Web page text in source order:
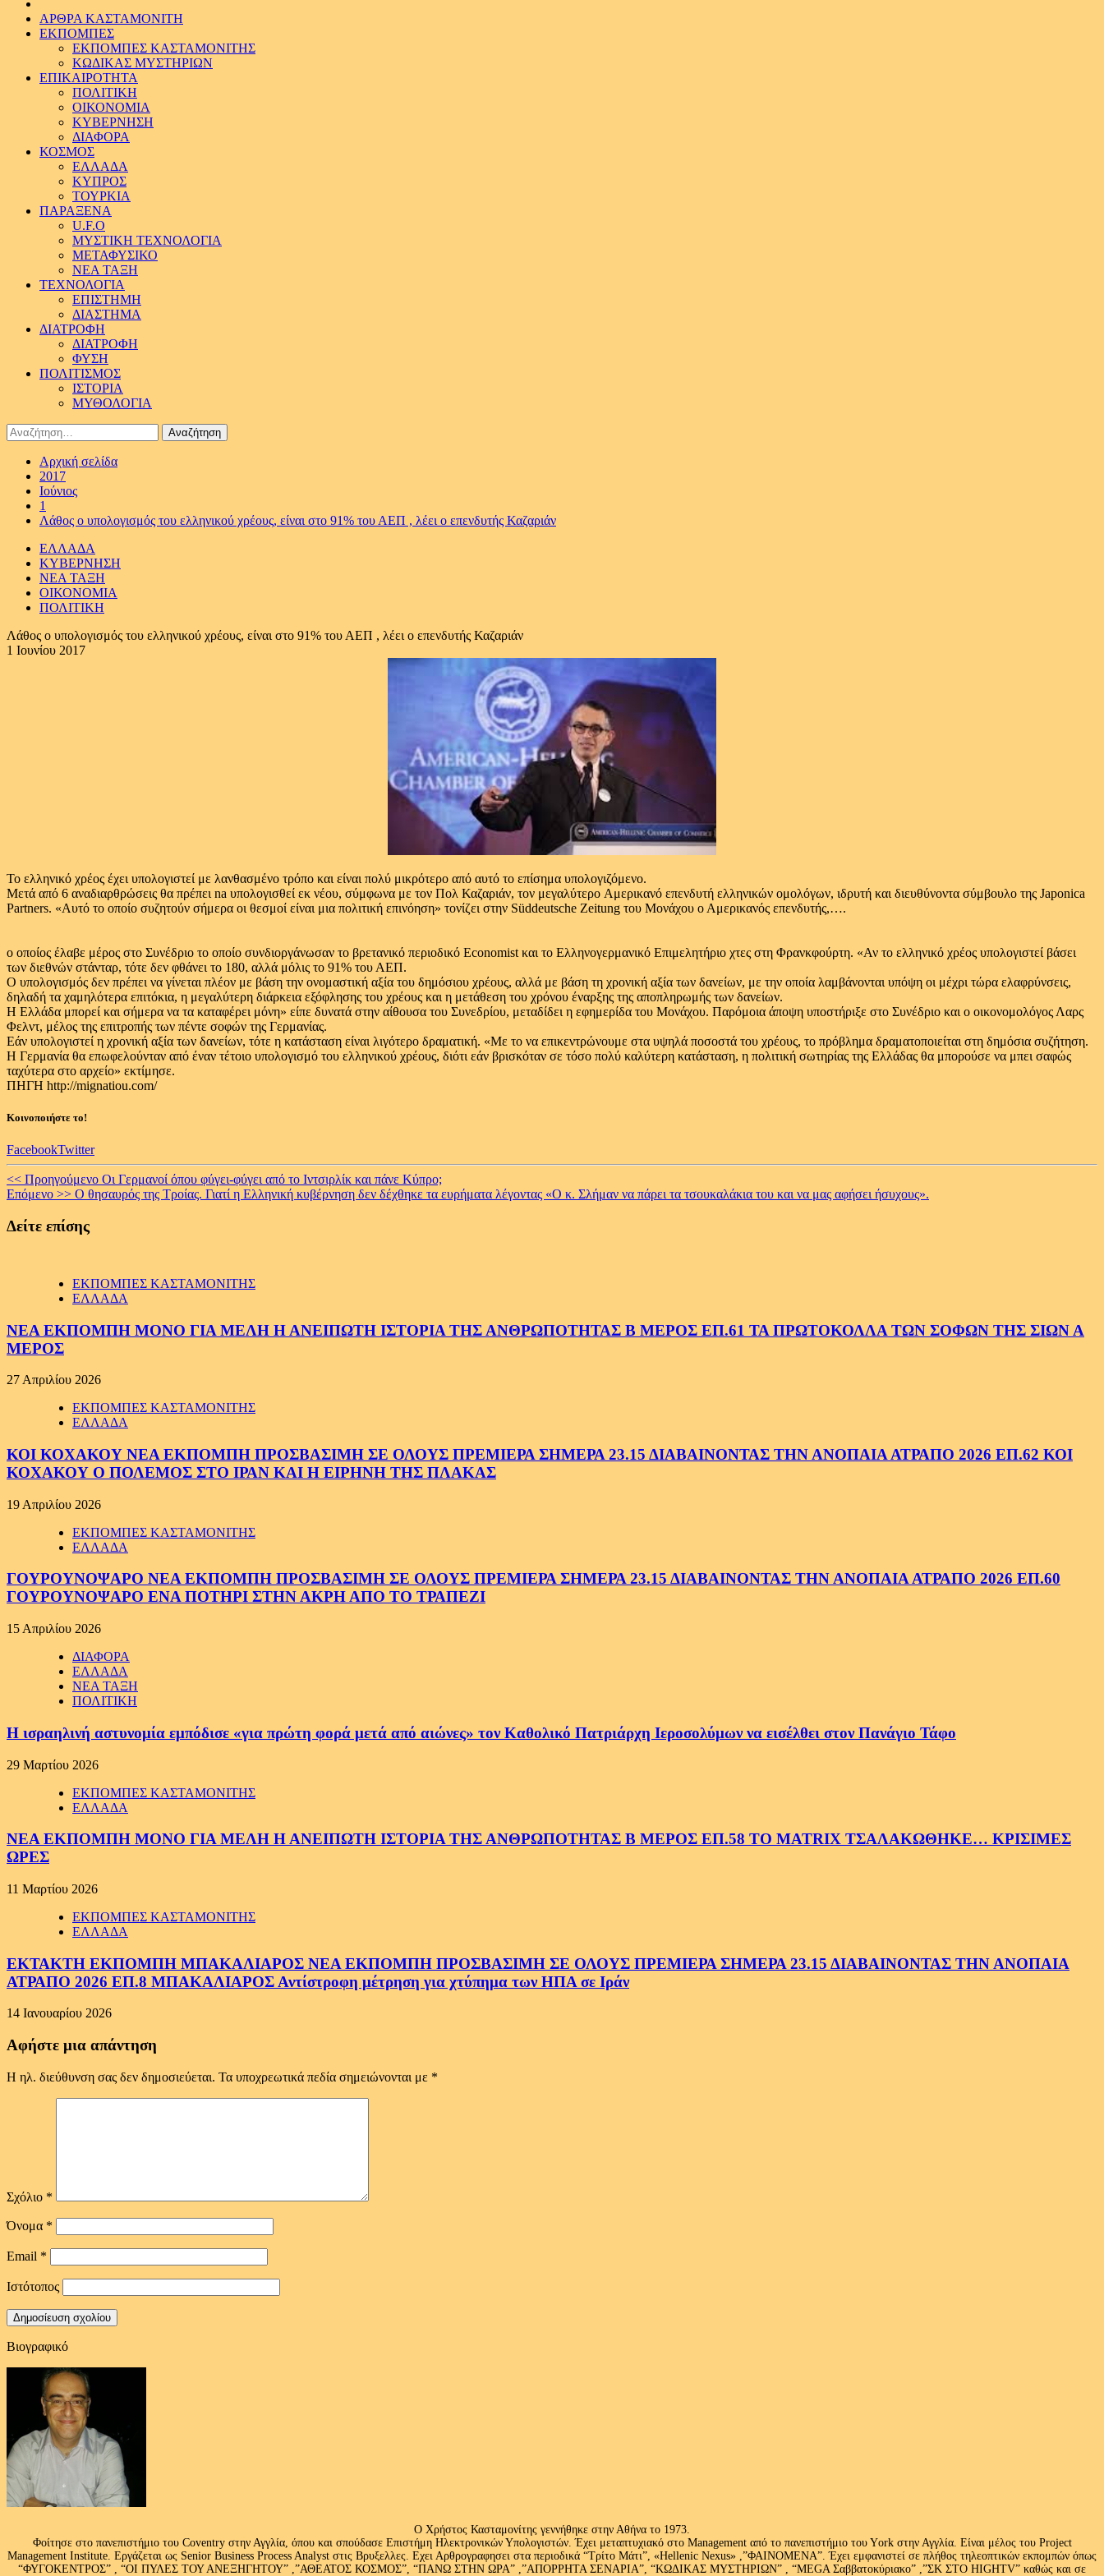
ΑΡΘΡΑ ΚΑΣΤΑΜΟΝΙΤΗ
ΕΚΠΟΜΠΕΣ
ΕΚΠΟΜΠΕΣ ΚΑΣΤΑΜΟΝΙΤΗΣ
ΚΩΔΙΚΑΣ ΜΥΣΤΗΡΙΩΝ
ΕΠΙΚΑΙΡΟΤΗΤΑ
ΠΟΛΙΤΙΚΗ
ΟΙΚΟΝΟΜΙΑ
ΚΥΒΕΡΝΗΣΗ
ΔΙΑΦΟΡΑ
ΚΟΣΜΟΣ
ΕΛΛΑΔΑ
ΚΥΠΡΟΣ
ΤΟΥΡΚΙΑ
ΠΑΡΑΞΕΝΑ
U.F.O
ΜΥΣΤΙΚΗ ΤΕΧΝΟΛΟΓΙΑ
ΜΕΤΑΦΥΣΙΚΟ
ΝΕΑ ΤΑΞΗ
ΤΕΧΝΟΛΟΓΙΑ
ΕΠΙΣΤΗΜΗ
ΔΙΑΣΤΗΜΑ
ΔΙΑΤΡΟΦΗ
ΔΙΑΤΡΟΦΗ
ΦΥΣΗ
ΠΟΛΙΤΙΣΜΟΣ
ΙΣΤΟΡΙΑ
ΜΥΘΟΛΟΓΙΑ
Αναζήτηση
για:
Αρχική σελίδα
2017
Ιούνιος
1
Λάθος ο υπολογισμός του ελληνικού χρέους, είναι στο 91% του ΑΕΠ , λέει ο επενδυτής Καζαριάν
ΕΛΛΑΔΑ
ΚΥΒΕΡΝΗΣΗ
ΝΕΑ ΤΑΞΗ
ΟΙΚΟΝΟΜΙΑ
ΠΟΛΙΤΙΚΗ
Λάθος ο υπολογισμός του ελληνικού χρέους, είναι στο 91% του ΑΕΠ , λέει ο επενδυτής Καζαριάν
1 Ιουνίου 2017
Το ελληνικό χρέος έχει υπολογιστεί με λανθασμένο τρόπο και είναι πολύ μικρότερο από αυτό το επίσημα υπολογιζόμενο.
Μετά από 6 αναδιαρθρώσεις θα πρέπει na υπολογισθεί εκ νέου, σύμφωνα με τον Πολ Καζαριάν, τον μεγαλύτερο Aμερικανό επενδυτή ελληνικών ομολόγων, ιδρυτή και διευθύνοντα σύμβουλο της Japonica
Partners. «Αυτό το οποίο συζητούν σήμερα οι θεσμοί είναι μια πολιτική επινόηση» τονίζει στην Süddeutsche Zeitung του Μονάχου ο Αμερικανός επενδυτής,….
ο οποίος έλαβε μέρος στο Συνέδριο το οποίο συνδιοργάνωσαν το βρετανικό περιοδικό Economist και το Ελληνογερμανικό Επιμελητήριο χτες στη Φρανκφούρτη. «Αν το ελληνικό χρέος υπολογιστεί βάσει
των διεθνών στάνταρ, τότε δεν φθάνει το 180, αλλά μόλις το 91% του ΑΕΠ.
Ο υπολογισμός δεν πρέπει να γίνεται πλέον με βάση την ονομαστική αξία του δημόσιου χρέους, αλλά με βάση τη χρονική αξία των δανείων, με την οποία λαμβάνονται υπόψη οι μέχρι τώρα ελαφρύνσεις,
δηλαδή τα χαμηλότερα επιτόκια, η μεγαλύτερη διάρκεια εξόφλησης του χρέους και η μετάθεση του χρόνου έναρξης της αποπληρωμής των δανείων.
Η Ελλάδα μπορεί και σήμερα να τα καταφέρει μόνη» είπε δυνατά στην αίθουσα του Συνεδρίου, μεταδίδει η εφημερίδα του Μονάχου. Παρόμοια άποψη υποστήριξε στο Συνέδριο και ο οικονομολόγος Λαρς
Φελντ, μέλος της επιτροπής των πέντε σοφών της Γερμανίας.
Εάν υπολογιστεί η χρονική αξία των δανείων, τότε η κατάσταση είναι λιγότερο δραματική. «Με το να επικεντρώνουμε στα υψηλά ποσοστά του χρέους, το πρόβλημα δραματοποιείται στη δημόσια συζήτηση.
Η Γερμανία θα επωφελούνταν από έναν τέτοιο υπολογισμό του ελληνικού χρέους, διότι εάν βρισκόταν σε τόσο πολύ καλύτερη κατάσταση, η πολιτική σωτηρίας της Ελλάδας θα μπορούσε να μπει σαφώς
ταχύτερα στο αρχείο» εκτίμησε.
ΠΗΓΗ http://mignatiou.com/
Κοινοποιήστε το!
FacebookTwitter
Continue
Reading
<< Προηγούμενο Οι Γερμανοί όπου φύγει-φύγει από το Ιντσιρλίκ και πάνε Κύπρο;
Επόμενο >> Ο θησαυρός της Τροίας. Γιατί η Ελληνική κυβέρνηση δεν δέχθηκε τα ευρήματα λέγοντας «Ο κ. Σλήμαν να πάρει τα τσουκαλάκια του και να μας αφήσει ήσυχους».
Δείτε επίσης
ΕΚΠΟΜΠΕΣ ΚΑΣΤΑΜΟΝΙΤΗΣ
ΕΛΛΑΔΑ
ΝΕΑ ΕΚΠΟΜΠΗ ΜΟΝΟ ΓΙΑ ΜΕΛΗ Η ΑΝΕΙΠΩΤΗ ΙΣΤΟΡΙΑ ΤΗΣ ΑΝΘΡΩΠΟΤΗΤΑΣ Β ΜΕΡΟΣ ΕΠ.61 ΤΑ ΠΡΩΤΟΚΟΛΛΑ ΤΩΝ ΣΟΦΩΝ ΤΗΣ ΣΙΩΝ Α
ΜΕΡΟΣ
27 Απριλίου 2026
ΕΚΠΟΜΠΕΣ ΚΑΣΤΑΜΟΝΙΤΗΣ
ΕΛΛΑΔΑ
ΚΟΙ ΚΟΧΑΚΟΥ ΝΕΑ ΕΚΠΟΜΠΗ ΠΡΟΣΒΑΣΙΜΗ ΣΕ ΟΛΟΥΣ ΠΡΕΜΙΕΡΑ ΣΗΜΕΡΑ 23.15 ΔΙΑΒΑΙΝΟΝΤΑΣ ΤΗΝ ΑΝΟΠΑΙΑ ΑΤΡΑΠΟ 2026 ΕΠ.62 ΚΟΙ
ΚΟΧΑΚΟΥ Ο ΠΟΛΕΜΟΣ ΣΤΟ ΙΡΑΝ ΚΑΙ Η ΕΙΡΗΝΗ ΤΗΣ ΠΛΑΚΑΣ
19 Απριλίου 2026
ΕΚΠΟΜΠΕΣ ΚΑΣΤΑΜΟΝΙΤΗΣ
ΕΛΛΑΔΑ
ΓΟΥΡΟΥΝΟΨΑΡΟ ΝΕΑ ΕΚΠΟΜΠΗ ΠΡΟΣΒΑΣΙΜΗ ΣΕ ΟΛΟΥΣ ΠΡΕΜΙΕΡΑ ΣΗΜΕΡΑ 23.15 ΔΙΑΒΑΙΝΟΝΤΑΣ ΤΗΝ ΑΝΟΠΑΙΑ ΑΤΡΑΠΟ 2026 ΕΠ.60
ΓΟΥΡΟΥΝΟΨΑΡΟ ΕΝΑ ΠΟΤΗΡΙ ΣΤΗΝ ΑΚΡΗ ΑΠΟ ΤΟ ΤΡΑΠΕΖΙ
15 Απριλίου 2026
ΔΙΑΦΟΡΑ
ΕΛΛΑΔΑ
ΝΕΑ ΤΑΞΗ
ΠΟΛΙΤΙΚΗ
Η ισραηλινή αστυνομία εμπόδισε «για πρώτη φορά μετά από αιώνες» τον Καθολικό Πατριάρχη Ιεροσολύμων να εισέλθει στον Πανάγιο Τάφο
29 Μαρτίου 2026
ΕΚΠΟΜΠΕΣ ΚΑΣΤΑΜΟΝΙΤΗΣ
ΕΛΛΑΔΑ
ΝΕΑ ΕΚΠΟΜΠΗ ΜΟΝΟ ΓΙΑ ΜΕΛΗ Η ΑΝΕΙΠΩΤΗ ΙΣΤΟΡΙΑ ΤΗΣ ΑΝΘΡΩΠΟΤΗΤΑΣ Β ΜΕΡΟΣ ΕΠ.58 ΤΟ MATRIX ΤΣΑΛΑΚΩΘΗΚΕ… ΚΡΙΣΙΜΕΣ
ΩΡΕΣ
11 Μαρτίου 2026
ΕΚΠΟΜΠΕΣ ΚΑΣΤΑΜΟΝΙΤΗΣ
ΕΛΛΑΔΑ
ΕΚΤΑΚΤΗ ΕΚΠΟΜΠΗ ΜΠΑΚΑΛΙΑΡΟΣ ΝΕΑ ΕΚΠΟΜΠΗ ΠΡΟΣΒΑΣΙΜΗ ΣΕ ΟΛΟΥΣ ΠΡΕΜΙΕΡΑ ΣΗΜΕΡΑ 23.15 ΔΙΑΒΑΙΝΟΝΤΑΣ ΤΗΝ ΑΝΟΠΑΙΑ
ΑΤΡΑΠΟ 2026 ΕΠ.8 ΜΠΑΚΑΛΙΑΡΟΣ Αντίστροφη μέτρηση για χτύπημα των ΗΠΑ σε Ιράν
14 Ιανουαρίου 2026
Αφήστε μια απάντηση
Η ηλ. διεύθυνση σας δεν δημοσιεύεται. Τα υποχρεωτικά πεδία σημειώνονται με *
Σχόλιο *
Όνομα *
Email *
Ιστότοπος
Βιογραφικό
Ο Χρήστος Κασταμονίτης γεννήθηκε στην Αθήνα το 1973.
Φοίτησε στο πανεπιστήμιο του Coventry στην Αγγλία, όπου και σπούδασε Επιστήμη Ηλεκτρονικών Υπολογιστών. Έχει μεταπτυχιακό στο Management από το πανεπιστήμιο του Υork στην Αγγλία. Είναι μέλος του Project
Management Institute. Εργάζεται ως Senior Business Process Analyst στις Βρυξελλες. Εχει Αρθρογραφησει στα περιοδικά “Τρίτο Μάτι”, «Hellenic Nexus» ,”ΦΑΙΝΟΜΕΝΑ”. Έχει εμφανιστεί σε πλήθος τηλεοπτικών εκπομπών όπως
“ΦΥΓΟΚΕΝΤΡΟΣ” , “ΟΙ ΠΥΛΕΣ ΤΟΥ ΑΝΕΞΗΓΗΤΟΥ” ,”ΑΘΕΑΤΟΣ ΚΟΣΜΟΣ”, “ΠΑΝΩ ΣΤΗΝ ΩΡΑ” ,”ΑΠΟΡΡΗΤΑ ΣΕΝΑΡΙΑ”, “ΚΩΔΙΚΑΣ ΜΥΣΤΗΡΙΩΝ” , “MEGA Σαββατοκύριακο” ,”ΣΚ ΣΤΟ HIGHTV” καθώς και σε